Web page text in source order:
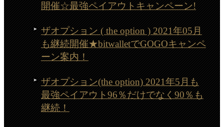
開催☆最強ペイアウトキャンペーン!
ザオプション ( the option ) 2021年05月
も継続開催★bitwalletでGOGOキャンペ
ーン案内！
ザオプション(the option) 2021年5月も
最強ペイアウト96％だけでなく90％も
継続！